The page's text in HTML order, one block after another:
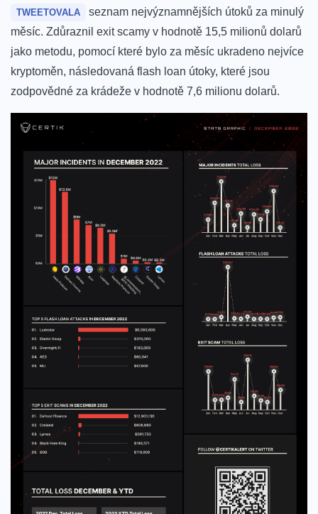
TWEETOVALA
seznam nejvýznamnějších útoků za minulý
měsíc. Zdůraznil exit scamy v hodnotě 15,5 milionů dolarů
jako metodu, pomocí které bylo za měsíc ukradeno nejvíce
kryptoměn, následovaná flash loan útoky, které jsou
zodpovědné za krádeže v hodnotě 7,6 milionu dolarů.